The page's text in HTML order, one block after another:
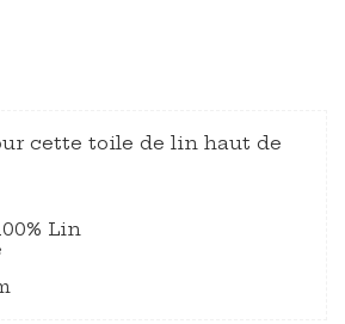
cette toile de lin haut de
Lin